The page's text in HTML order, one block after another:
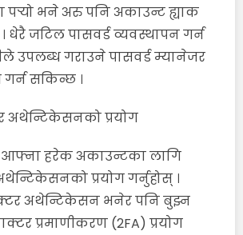
पर्‍यो भने अरु पनि अकाउन्ट ह्याक
जटिल पासवर्ड व्यवस्थापन गर्न
उपलब्ध गराउने पासवर्ड म्यानेजर
गर्न सकिन्छ ।
अथेन्टिकेसनको प्रयोग
हरेक अकाउन्टका लागि
प्रयोग गर्नुहोस् ।
अथेन्टिकेसन भनेर पनि बुझ्न
प्रमाणीकरण (2FA) प्रयोग